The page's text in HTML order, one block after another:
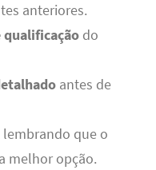
anteriores.
qualificaçãodo
antes de
lembrando que o
melhor opção.